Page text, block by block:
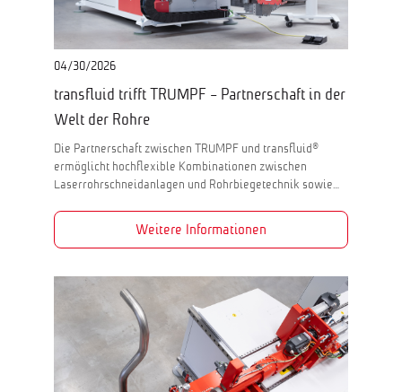
04/30/2026
transfluid trifft TRUMPF - Partnerschaft in der
Welt der Rohre
Die Partnerschaft zwischen TRUMPF und transfluid®
ermöglicht hochflexible Kombinationen zwischen
Laserrohrschneidanlagen und Rohrbiegetechnik sowie…
Weitere Informationen